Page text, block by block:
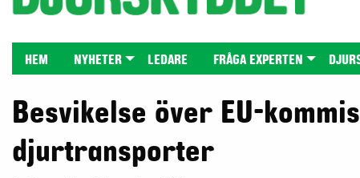
HEM NYHETER LEDARE FRÅGA EXPERTEN
Besvikelse över EU-
djurtransporter